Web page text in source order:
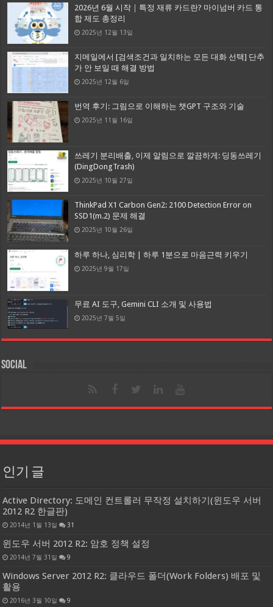
2026년 6월 시작｜특정 재류 카드란? 마이넘버 카드 통
합 제도 총정리
2025년 12월 13일
지메일에서 [검색조건과 일치하는 모든 대화 선택] 단추
가 안 보일 때 해결 방법
2025년 12월 6일
번역 후기: 그림으로 이해하는 챗GPT 구조와 기술
2025년 11월 16일
쓰레기 분리배출, 이제 알림으로 깔끔하게: 딩동쓰레기
(DingDongTrash)
2025년 10월 27일
ThinkPad X1 Carbon Gen2: 2100 Detection Error on
SSD1(m.2) 문제 해결
2025년 10월 26일
하루 하나, 심리학 | 하루 1분으로 마음근력 키우기
2025년 9월 17일
무료 AI 도구, Gemini CLI 소개 및 사용법
2025년 7월 5일
Social
인기 글
Active Directory: 도메인 컨트롤러 무작정 설치하기(윈도우 서버
2012 R2 한글판)
2014년 1월 13일 31
윈도우 서버 2012 R2: 암호 정책 설정
2014년 7월 31일 9
Windows Server 2012 R2: 클라우드 폴더(Work Folders) 배포 및
활용
2016년 3월 10일 9